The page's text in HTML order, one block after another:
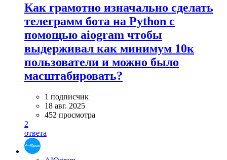
Как грамотно изначально сделать
телеграмм бота на Python с
помощью aiogram чтобы
выдерживал как минимум 10к
пользователи и можно было
масштабировать?
1 подписчик
18 авг. 2025
452 просмотра
2
ответа